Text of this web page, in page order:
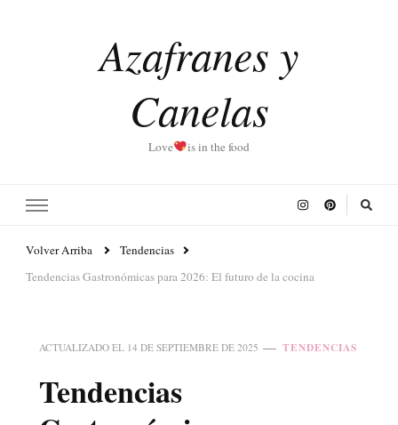
Azafranes y
Canelas
Love is in the food
Volver Arriba
Tendencias
Tendencias Gastronómicas para 2026: El futuro de la cocina
ACTUALIZADO EL 14 DE SEPTIEMBRE DE 2025 TENDENCIAS
Tendencias